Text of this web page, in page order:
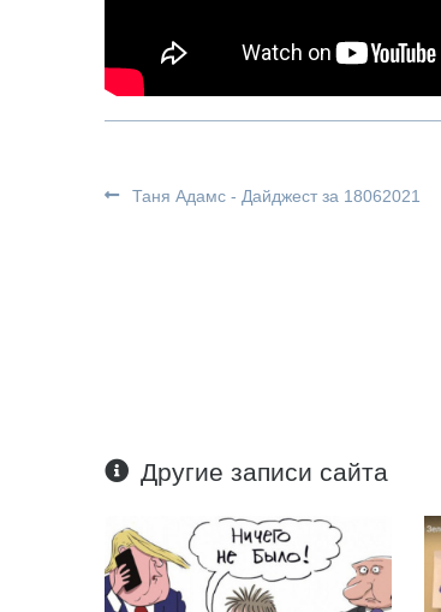
Таня Адамс - Дайджест за 18062021
Другие записи сайта